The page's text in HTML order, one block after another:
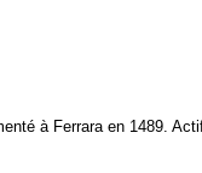
à Ferrara en 1489.